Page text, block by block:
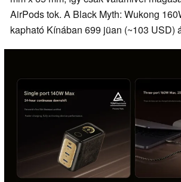
AirPods tok. A Black Myth: Wukong
kapható Kínában 699 jüan (~103 USD)